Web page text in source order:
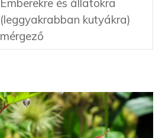
Emberekre és állatokra
(leggyakrabban kutyákra)
mérgező